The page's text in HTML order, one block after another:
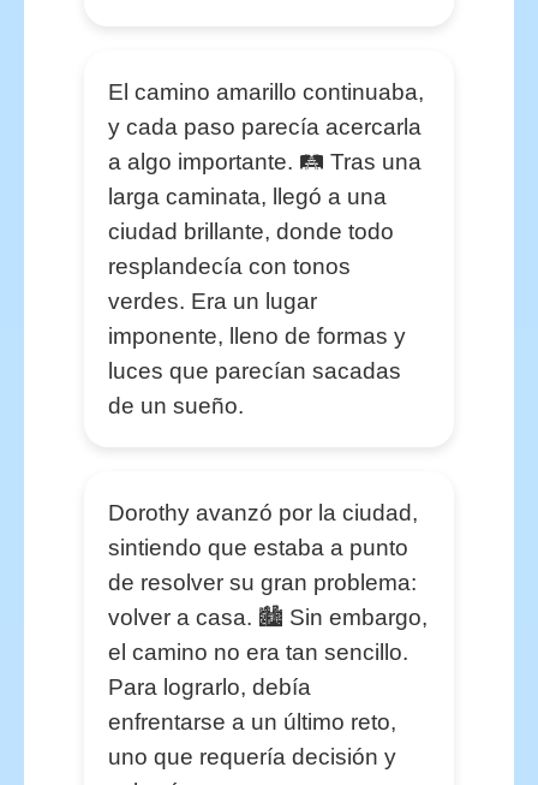
El camino amarillo continuaba,
y cada paso parecía acercarla
a algo importante. 🛤️ Tras una
larga caminata, llegó a una
ciudad brillante, donde todo
resplandecía con tonos
verdes. Era un lugar
imponente, lleno de formas y
luces que parecían sacadas
de un sueño.
Dorothy avanzó por la ciudad,
sintiendo que estaba a punto
de resolver su gran problema:
volver a casa. 🏙️ Sin embargo,
el camino no era tan sencillo.
Para lograrlo, debía
enfrentarse a un último reto,
uno que requería decisión y